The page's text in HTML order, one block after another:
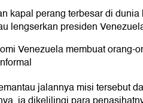
kapal perang terbesar di
lengserkan presiden
Venezuela membuat orang-
jalannya misi tersebut